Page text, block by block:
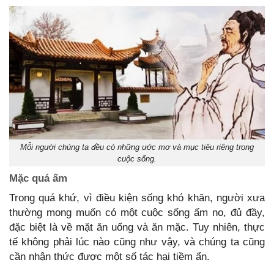
Mỗi người chúng ta đều có những ước mơ và mục tiêu riêng trong
cuộc sống.
Mặc quá ấm
Trong quá khứ, vì điều kiện sống khó khăn, người xưa
thường mong muốn có một cuộc sống ấm no, đủ đầy,
đặc biệt là về mặt ăn uống và ăn mặc. Tuy nhiên, thực
tế không phải lúc nào cũng như vậy, và chúng ta cũng
cần nhận thức được một số tác hại tiềm ẩn.